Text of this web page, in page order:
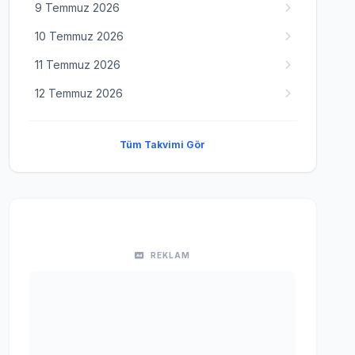
9 Temmuz 2026
10 Temmuz 2026
11 Temmuz 2026
12 Temmuz 2026
Tüm Takvimi Gör
REKLAM